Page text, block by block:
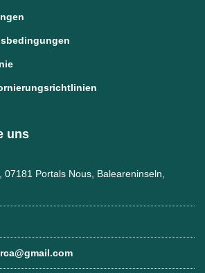
uns
07181 Portals Nous, Baleareninseln,